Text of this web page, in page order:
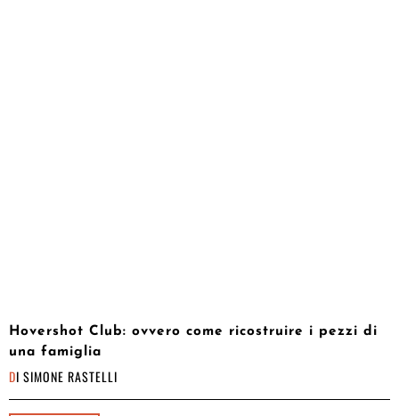
Hovershot Club: ovvero come ricostruire i pezzi di
una famiglia
DI SIMONE RASTELLI